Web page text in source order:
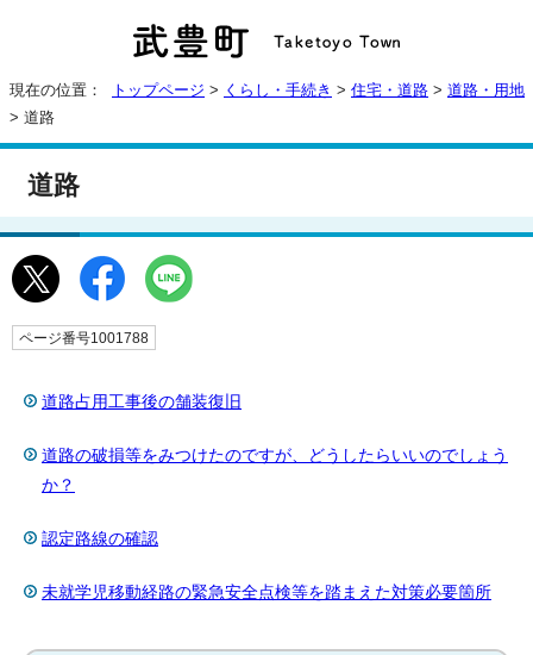
現在の位置： トップページ > くらし・手続き > 住宅・道路 > 道路・用地
> 道路
道路
ページ番号1001788
道路占用工事後の舗装復旧
道路の破損等をみつけたのですが、どうしたらいいのでしょう
か？
認定路線の確認
未就学児移動経路の緊急安全点検等を踏まえた対策必要箇所